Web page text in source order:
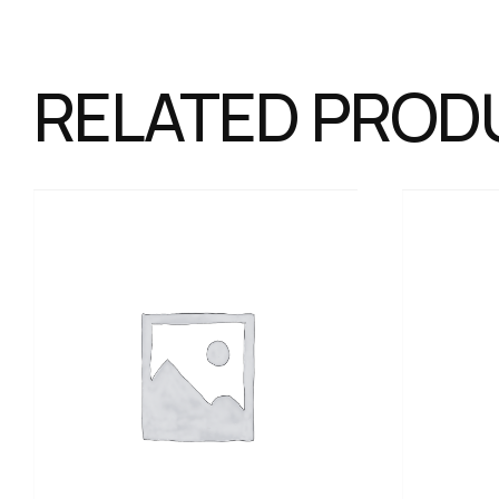
RELATED